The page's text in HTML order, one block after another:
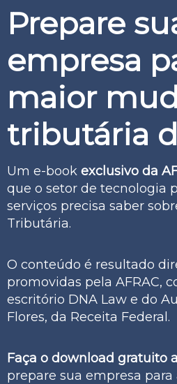
Prepare
empresa
maior
tributária
Um e-book exclusivo da
que o setor de tecnologia
serviços precisa saber
Tributária.
O conteúdo é resultado
promovidas pela AFRAC,
escritório DNA Law e do
Flores, da Receita Federal.
Faça o download gratuito
prepare sua empresa